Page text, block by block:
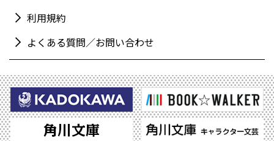
利用規約
よくある質問／お問い合わせ